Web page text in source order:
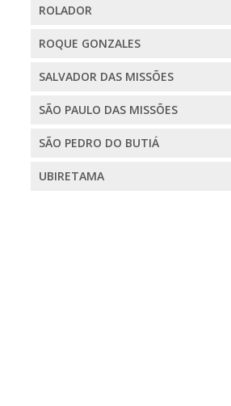
ROLADOR
ROQUE GONZALES
SALVADOR DAS MISSÕES
SÃO PAULO DAS MISSÕES
SÃO PEDRO DO BUTIÁ
UBIRETAMA